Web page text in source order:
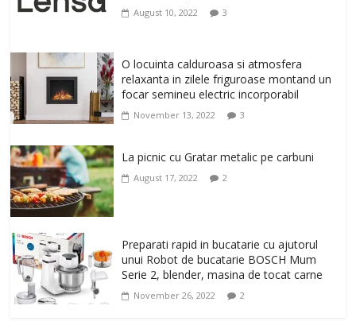
Un ten regenerat, fara riduri. Crema
antirid Ivatherm pentru o piele neteda si
elastica.
February 6, 2026 0
August 10, 2022 3
O locuinta calduroasa si atmosfera
relaxanta in zilele friguroase montand un
focar semineu electric incorporabil
November 13, 2022 3
La picnic cu Gratar metalic pe carbuni
August 17, 2022 2
Preparati rapid in bucatarie cu ajutorul
unui Robot de bucatarie BOSCH Mum
Serie 2, blender, masina de tocat carne
November 26, 2022 2